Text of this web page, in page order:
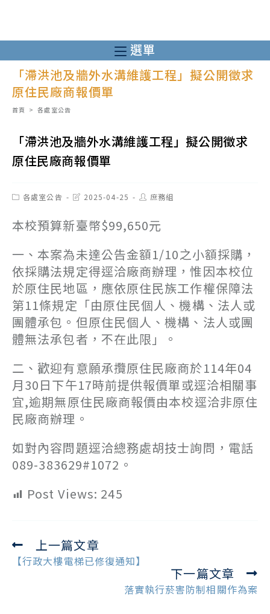
至
主
內
選單
「滯洪池及牆外水溝維護工程」擬公開徵求
原住民廠商報價單
首頁 > 各處室公告
「滯洪池及牆外水溝維護工程」擬公開徵求
原住民廠商報價單
Post各處室公告
Post2025-04-25
Post庶務組
本校預算新臺幣$99,650元
一、本案為未達公告金額1/10之小額採購，
依採購法規定得逕洽廠商辦理，惟因本校位
於原住民地區，應依原住民族工作權保障法
第11條規定「由原住民個人、機構、法人或
團體承包。但原住民個人、機構、法人或團
體無法承包者，不在此限」。
二、歡迎有意願承攬原住民廠商於114年04
月30日下午17時前提供報價單或逕洽相關事
宜,逾期無原住民廠商報價由本校逕洽非原住
民廠商辦理。
如對內容問題逕洽總務處胡技士詢問，電話
089-383629#1072。
Post Views: 245
Read
more
上一篇文章
【行政大樓電梯已修復通知】
下一篇文章
落實執行菸害防制相關作為案